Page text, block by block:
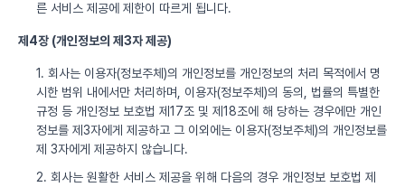
른 서비스 제공에 제한이 따르게 됩니다.
제4장 (개인정보의 제3자 제공)
1. 회사는 이용자(정보주체)의 개인정보를 개인정보의 처리 목적에서 명
시한 범위 내에서만 처리하며, 이용자(정보주체)의 동의, 법률의 특별한
규정 등 개인정보 보호법 제17조 및 제18조에 해 당하는 경우에만 개인
정보를 제3자에게 제공하고 그 이외에는 이용자(정보주체)의 개인정보를
제 3자에게 제공하지 않습니다.
2. 회사는 원활한 서비스 제공을 위해 다음의 경우 개인정보 보호법 제